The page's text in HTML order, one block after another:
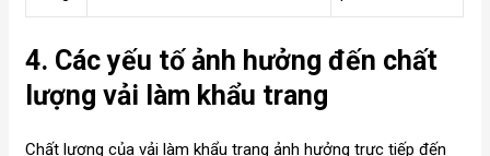
4. Các yếu tố ảnh hưởng đến chất
lượng vải làm khẩu trang
Chất lượng của vải làm khẩu trang ảnh hưởng trực tiếp đến